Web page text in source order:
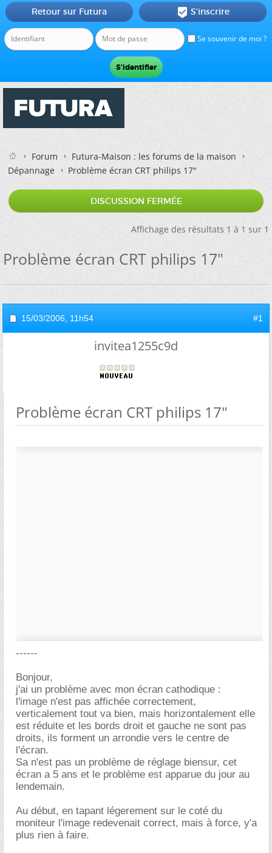
Se souvenir de moi ?
Retour sur Futura  S'inscrire
Forum
Futura-Maison : les forums de la maison
Dépannage
Problème écran CRT philips 17"
DISCUSSION FERMÉE
Affichage des résultats 1 à 1 sur 1
Problème écran CRT philips 17"
15/03/2006, 11h54 #1
invitea1255c9d
Problème écran CRT philips 17"
------
Bonjour,
j'ai un problème avec mon écran cathodique :
l'image n'est pas affichée correctement,
verticalement tout va bien, mais horizontalement elle
est réduite et les bords droit et gauche ne sont pas
droits, ils forment un arrondie vers le centre de
l'écran.
Sa n'est pas un problème de réglage biensur, cet
écran a 5 ans et le problème est apparue du jour au
lendemain.
Au début, en tapant légerement sur le coté du
moniteur l'image redevenait correct, mais à force, y'a
plus rien à faire.